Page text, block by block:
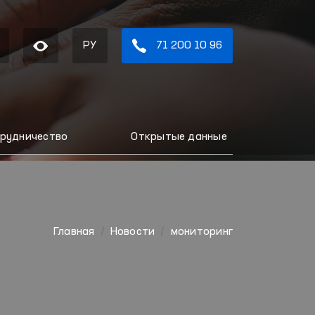
РУ 71 200 10 96
Открытые данные
Главная Новости мониторинг